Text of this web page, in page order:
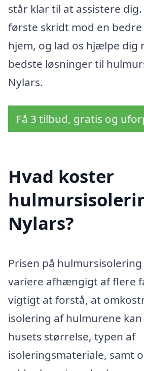
står klar til at assistere
første skridt mod en
hjem, og lad os hjælpe dig
bedste løsninger til
Nylars.
Få 3 tilbud, gratis og
Hvad koster
Nylars?
Prisen på
variere afhængigt af flere
vigtigt at forstå, at
isolering af hulmurene
husets størrelse, typen af
isoleringsmateriale, samt